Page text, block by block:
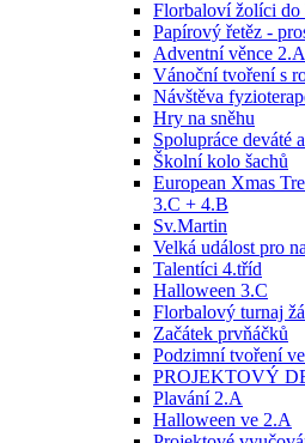
Florbaloví žolíci do
Papírový řetěz -
Adventní věnce 2.A
Vánoční tvoření s
Návštěva
Hry na sněhu
Spolupráce deváté
Školní kolo šachů
European Xmas
3.C + 4.B
Sv.Martin
Velká událost pro
Talentíci 4.tříd
Halloween 3.C
Florbalový turnaj
Začátek prvňáčků
Podzimní tvoření
PROJEKTOVÝ
Plavání 2.A
Halloween ve 2.A